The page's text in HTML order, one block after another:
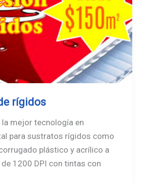
rígidos
mejor tecnología en
para sustratos rígidos como
plástico y acrílico a
1200 DPI con tintas con